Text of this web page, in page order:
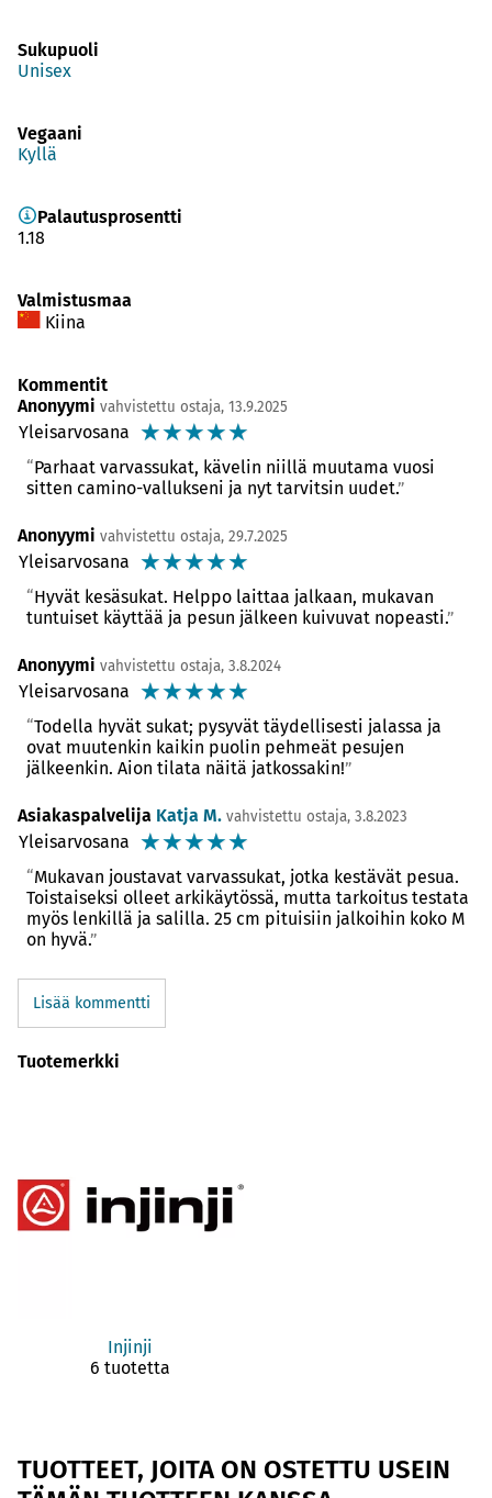
Sukupuoli
Unisex
Vegaani
Kyllä
Palautusprosentti
1.18
Valmistusmaa
Kiina
Kommentit
Anonyymi vahvistettu ostaja, 13.9.2025
Yleisarvosana ☆☆☆☆☆
Parhaat varvassukat, kävelin niillä muutama vuosi
sitten camino-vallukseni ja nyt tarvitsin uudet.
Anonyymi vahvistettu ostaja, 29.7.2025
Yleisarvosana ☆☆☆☆☆
Hyvät kesäsukat. Helppo laittaa jalkaan, mukavan
tuntuiset käyttää ja pesun jälkeen kuivuvat nopeasti.
Anonyymi vahvistettu ostaja, 3.8.2024
Yleisarvosana ☆☆☆☆☆
Todella hyvät sukat; pysyvät täydellisesti jalassa ja
ovat muutenkin kaikin puolin pehmeät pesujen
jälkeenkin. Aion tilata näitä jatkossakin!
Asiakaspalvelija Katja M. vahvistettu ostaja, 3.8.2023
Yleisarvosana ☆☆☆☆☆
Mukavan joustavat varvassukat, jotka kestävät pesua.
Toistaiseksi olleet arkikäytössä, mutta tarkoitus testata
myös lenkillä ja salilla. 25 cm pituisiin jalkoihin koko M
on hyvä.
Lisää kommentti
Tuotemerkki
Injinji
6 tuotetta
TUOTTEET, JOITA ON OSTETTU USEIN